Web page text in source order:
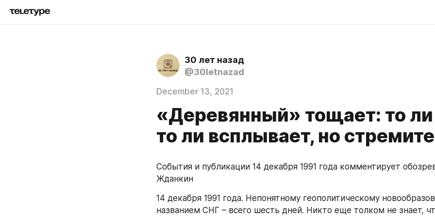
30 лет назад
@30letnazad
December 13, 2021
«Деревянный» тощает: то ли
то ли всплывает, но
События и публикации 14 декабря 1991 года комментирует
Жданкин
14 декабря 1991 года. Непонятному геополитическому
названием СНГ – всего шесть дней. Никто еще толком не знает,